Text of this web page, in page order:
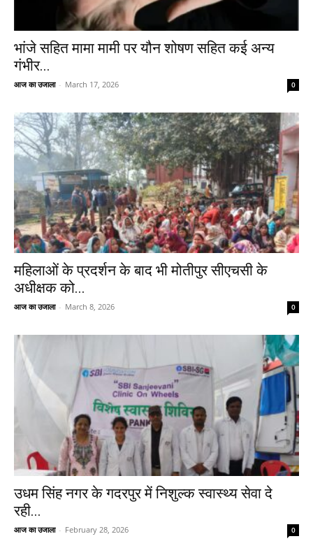
भांजे सहित मामा मामी पर यौन शोषण सहित कई अन्य
गंभीर...
आज का उजाला - March 17, 2026 0
महिलाओं के प्रदर्शन के बाद भी मोतीपुर सीएचसी के
अधीक्षक को...
आज का उजाला - March 8, 2026 0
उधम सिंह नगर के गदरपुर में निशुल्क स्वास्थ्य सेवा दे
रही...
आज का उजाला - February 28, 2026 0